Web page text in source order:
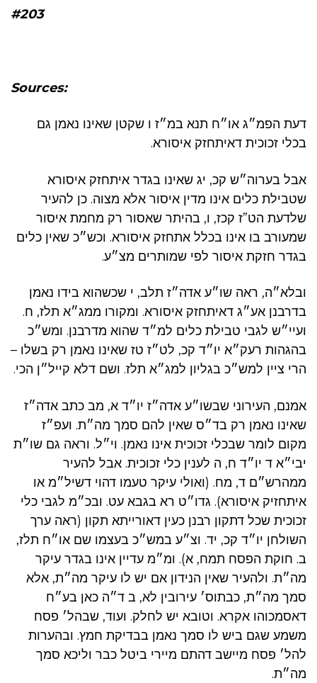
#203
Sources:
דעת הפמ״ג או״ח תנא במ״ז ו שקטן שאינו נאמן גם
בכלי זכוכית דאיתחזק איסורא.
אבל בערוה״ש קכ, יג שאינו בגדר איתחזק איסורא
שטבילת כלים אינו מדין איסור אלא מצוה. כן להעיר
שלדעת הט”ז קכז, ו, בהיתר שאסור רק מחמת איסור
שמעורב בו אינו בכלל אתחזק איסורא. וכש״כ שאין כלים
בגדר חזקת איסור לפי שמותרים מצ״ע.
ובלא״ה, ראה שו״ע אדה״ז תלב, י שכשהוא בידו נאמן
בדרבנן אע״ג דאיתחזק איסורא. ומקורו ממג״א תלז, ח.
ועיי״ש לגבי טבילת כלים למ״ד שהוא מדרבנן. ומש״כ
בהגהות רעק״א יו״ד קכ, לט״ז טז שאינו נאמן רק בשלו –
הרי ציין למש״כ בגליון למג״א תלז. ושם דלא קייל״ן הכי.
אמנם, העירוני שבשו״ע אדה״ז יו״ד א, מב כתב אדה״ז
שאינו נאמן רק בד״ס שאין להם סמך מה״ת. ועפ״ז
מקום לומר שבכלי זכוכית אינו נאמן. וי״ל. וראה גם שו״ת
יבי״א ד יו״ד ח, ה לענין כלי זכוכית. אבל להעיר
ממהרש״ם ד, מח. (ואולי עיקר טעמו דהוי דשיל״מ או
איתחזיק איסורא). גדו״ט רא בגבא עט. ובכ״מ לגבי כלי
זכוכית שכל דתקון רבנן כעין דאורייתא תקון (ראה ערך
השולחן יו״ד קכ, יד. וצ״ע במש״כ בעצמו שם או״ח תלז,
ב. חוקת הפסח תמח, א). ומ״מ עדיין אינו בגדר עיקר
מה״ת. ולהעיר שאין הנידון אם יש לו עיקר מה״ת, אלא
סמך מה״ת, כבתוס׳ עירובין לא, ב ד״ה כאן בע״ח
דאסמכוהו אקרא. וטובא יש לחלק. ועוד, שבהל׳ פסח
משמע שגם ביש לו סמך נאמן בבדיקת חמץ. ובהערות
להל׳ פסח מיישב דהתם מיירי ביטל כבר וליכא סמך
מה״ת.